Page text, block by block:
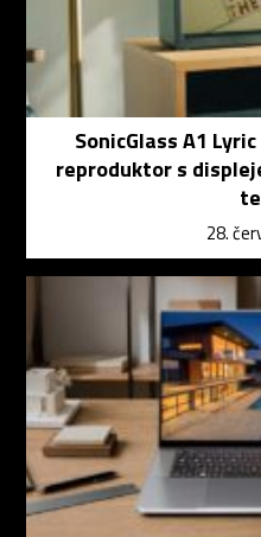
SonicGlass A1
reproduktor s
28.